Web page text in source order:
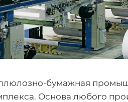
бумажная
Основа любого